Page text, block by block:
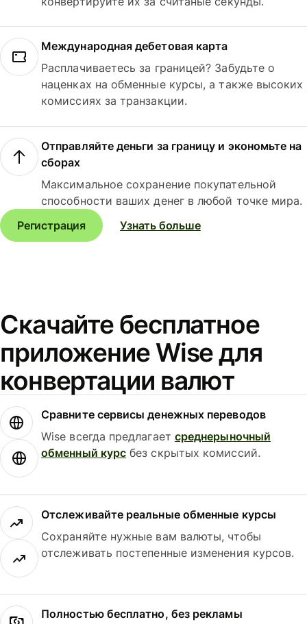
Международная дебетовая карта
Расплачиваетесь за границей? Забудьте о
наценках на обменные курсы, а также высоких
комиссиях за транзакции.
Отправляйте деньги за границу и экономьте на
сборах
Максимальное сохранение покупательной
способности ваших денег в любой точке мира.
Регистрация
Узнать больше
Скачайте бесплатное
приложение Wise для
конвертации валют
Сравните сервисы денежных переводов
Wise всегда предлагает среднерыночный
обменный курс без скрытых комиссий.
Отслеживайте реальные обменные курсы
Сохраняйте нужные вам валюты, чтобы
отслеживать постепенные изменения курсов.
Полностью бесплатно, без рекламы